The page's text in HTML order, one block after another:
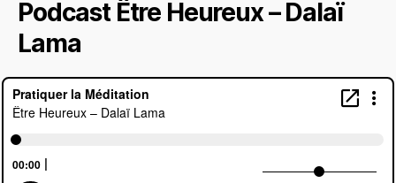
Podcast Être Heureux – Dalaï
Lama